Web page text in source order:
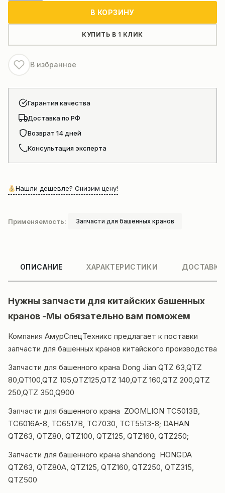
крана
В КОРЗИНУ
КУПИТЬ В 1 КЛИК
В избранное
Гарантия качества
Доставка по РФ
Возврат 14 дней
Консультация эксперта
Нашли дешевле? Снизим цену!
Применяемость: Запчасти для башенных кранов
ОПИСАНИЕ ХАРАКТЕРИСТИКИ
Нужны запчасти для китайских башенных
кранов -Мы обязательно вам поможем
Компания АмурСпецТехникс предлагает к поставки
запчасти для башенных кранов китайского производства
Запчасти для башенного крана Dong Jian QTZ 63,QTZ
80,QT100,QTZ 105,QTZ125,QTZ 140,QTZ 160,QTZ 200,​QTZ
250,​QTZ 350,​Q900
Запчасти для башенного крана ZOOMLION TC5013B,
TC6016A-8, TC6517B, TC7030, TCT5513-8; DAHAN
QTZ63, QTZ80, QTZ100, QTZ125, QTZ160, QTZ250;
Запчасти для башенного крана shandong HONGDA
QTZ63, QTZ80A, QTZ125, QTZ160, QTZ250, QTZ315,
QTZ500